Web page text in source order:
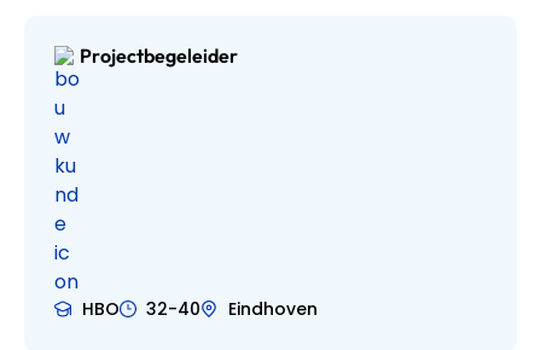
Projectbegeleider
HBO 32-40 Eindhoven